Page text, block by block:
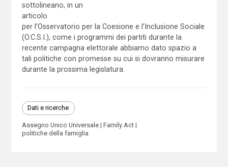
sottolineano, in un
articolo
per l’Osservatorio per la Coesione e l’Inclusione Sociale
(O.C.S.I.), come i programmi dei partiti durante la
recente campagna elettorale abbiamo dato spazio a
tali politiche con promesse su cui si dovranno misurare
durante la prossima legislatura.
Dati e ricerche
Assegno Unico Universale
Family Act
politiche della famiglia